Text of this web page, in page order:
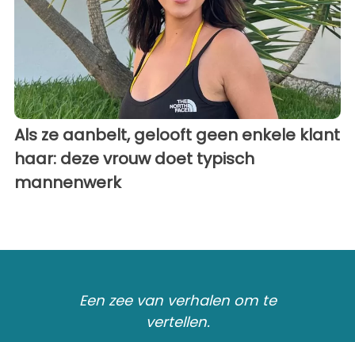
Als ze aanbelt, gelooft geen enkele klant
haar: deze vrouw doet typisch
mannenwerk
Een zee van verhalen om te
vertellen.